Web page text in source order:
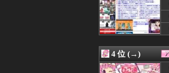
08/07 07:12
08/07 07:12
08/07 07:12
08/07 07:12
08/07 07:11
08/07 07:10
08/07 07:10
4 位 (→)